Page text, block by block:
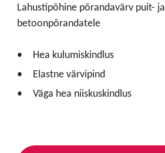
Lahustipõhine põrandavärv puit- ja
betoonpõrandatele
Hea kulumiskindlus
Elastne värvipind
Väga hea niiskuskindlus